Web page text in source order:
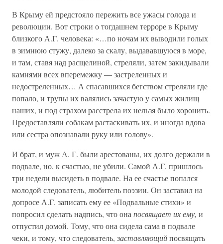
В Крыму ей предстояло пережить все ужасы голода и
революции. Вот строки о тогдашнем терроре в Крыму
близкого А.Г. человека: «…по ночам их выводили голых
в зимнюю стужу, далеко за скалу, выдававшуюся в море,
и там, ставя над расщелиной, стреляли, затем закидывали
камнями всех вперемежку — застреленных и
недостреленных… А спасавшихся бегством стреляли где
попало, и трупы их валялись зачастую у самых жилищ
наших, и под страхом расстрела их нельзя было хоронить.
Предоставляли собакам растаскивать их, и иногда вдова
или сестра опознавали руку или голову».
И брат, и муж А. Г. были арестованы, их долго держали в
подвале, но, к счастью, не убили. Самой А.Г. пришлось
три недели высидеть в подвале. На ее счастье попался
молодой следователь, любитель поэзии. Он заставил на
допросе А.Г. записать ему ее «Подвальные стихи» и
попросил сделать надпись, что она посвящает их ему, и
отпустил домой. Тому, что она сидела сама в подвале
чеки, и тому, что следователь, заставляющийпосвящать